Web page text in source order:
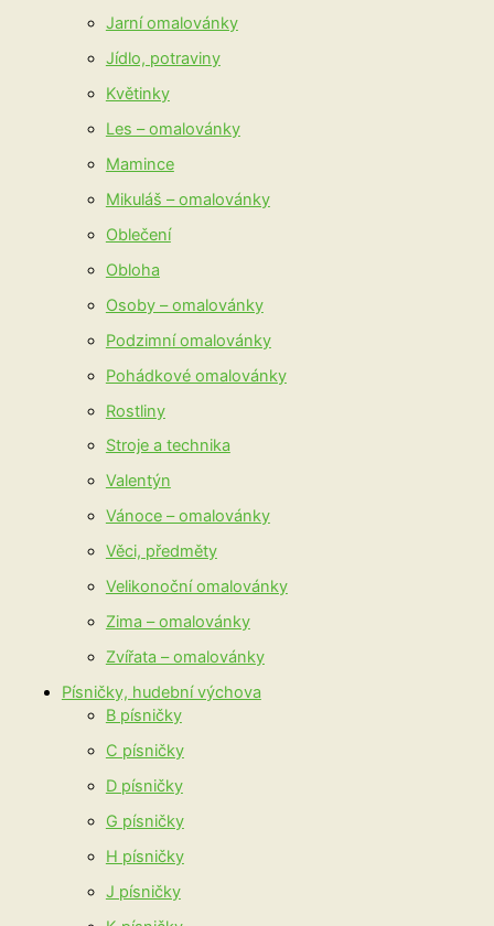
Jarní omalovánky
Jídlo, potraviny
Květinky
Les – omalovánky
Mamince
Mikuláš – omalovánky
Oblečení
Obloha
Osoby – omalovánky
Podzimní omalovánky
Pohádkové omalovánky
Rostliny
Stroje a technika
Valentýn
Vánoce – omalovánky
Věci, předměty
Velikonoční omalovánky
Zima – omalovánky
Zvířata – omalovánky
Písničky, hudební výchova
B písničky
C písničky
D písničky
G písničky
H písničky
J písničky